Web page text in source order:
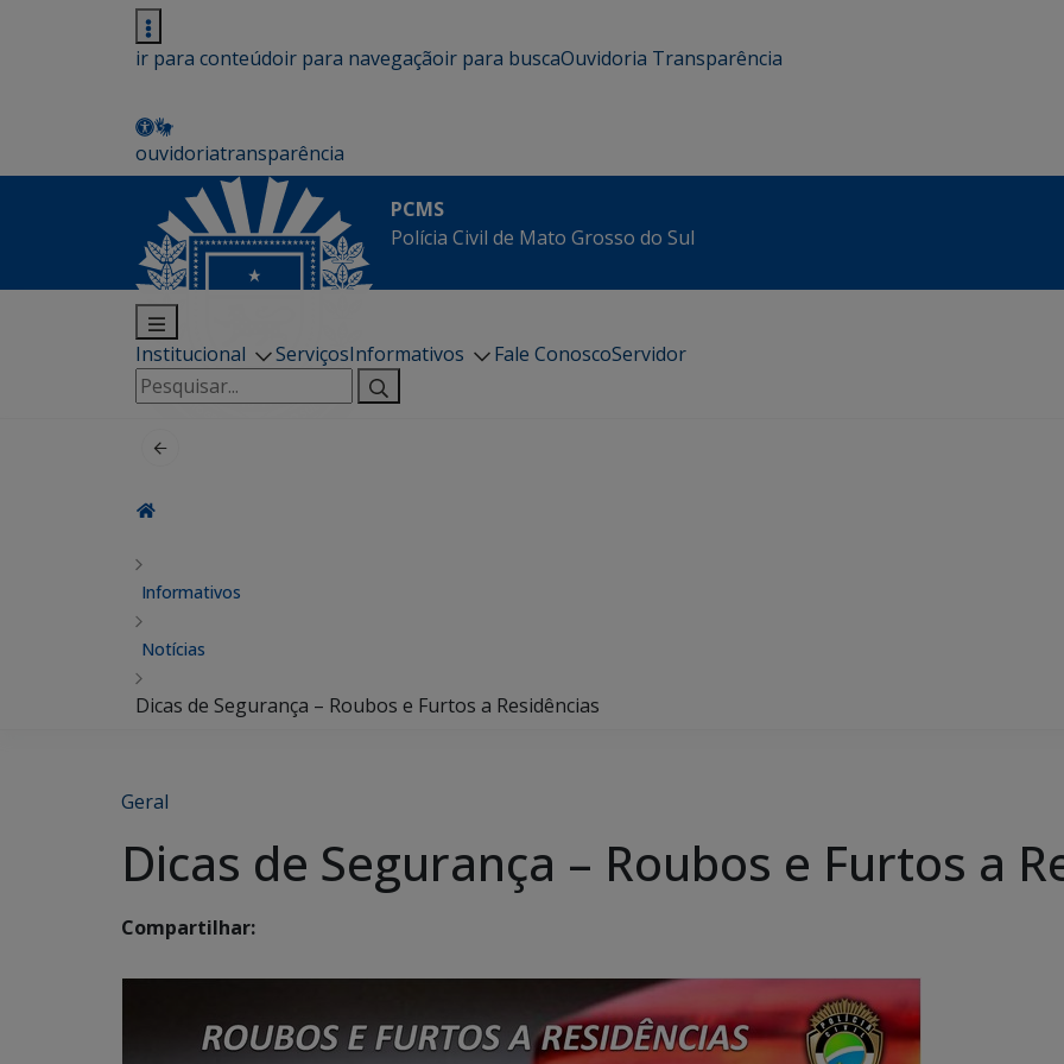
ir para conteúdoir para navegaçãoir para buscaOuvidoria Transparência
ouvidoriatransparência
PCMS
Polícia Civil de Mato Grosso do Sul
Institucional ServiçosInformativos Fale ConoscoServidor
Pesquisar
por:
Informativos
Notícias
Dicas de Segurança – Roubos e Furtos a Residências
Geral
Dicas de Segurança – Roubos e Furtos a
Compartilhar: